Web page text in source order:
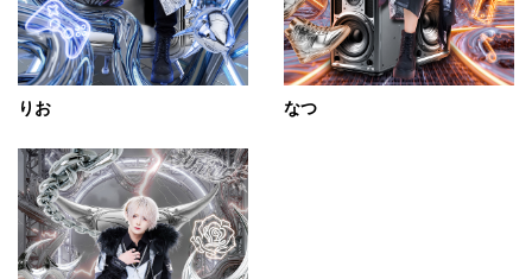
りお なつ